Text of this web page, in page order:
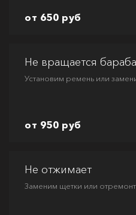
от 650 руб
Не вращается
Установим ремень или
от 950 руб
Не отжимает
Заменим щетки или